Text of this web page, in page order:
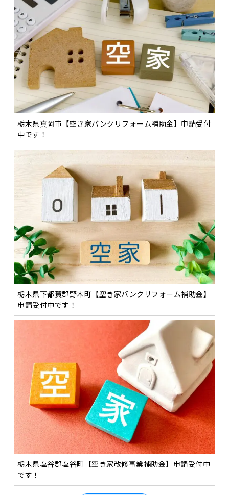
栃木県真岡市【空き家バンクリフォーム補助金】申請受付
中です！
栃木県下都賀郡野木町【空き家バンクリフォーム補助金】
申請受付中です！
栃木県塩谷郡塩谷町【空き家改修事業補助金】申請受付中
です！